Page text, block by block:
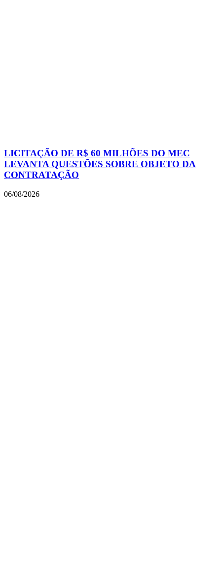
LICITAÇÃO DE R$ 60 MILHÕES DO MEC
LEVANTA QUESTÕES SOBRE OBJETO DA
CONTRATAÇÃO
06/08/2026